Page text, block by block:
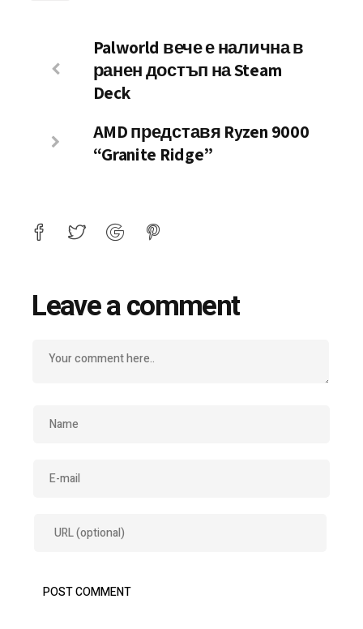
Palworld вече е налична в
ранен достъп на Steam
Deck
AMD представя Ryzen 9000
“Granite Ridge”
Leave a comment